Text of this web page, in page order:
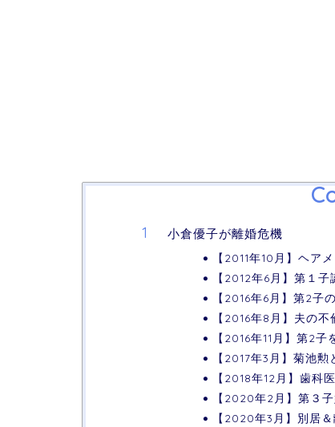
小倉優子が離婚危機
【2011年10月】ヘア
【2012年6月】第１子
【2016年6月】第2子
【2016年8月】夫の不
【2016年11月】第2子
【2017年3月】菊池勲
【2018年12月】歯科
【2020年2月】第３
【2020年3月】別居